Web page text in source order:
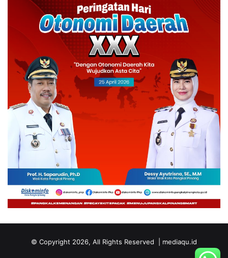
© Copyright 2026, All Rights Reserved | mediaqu.id